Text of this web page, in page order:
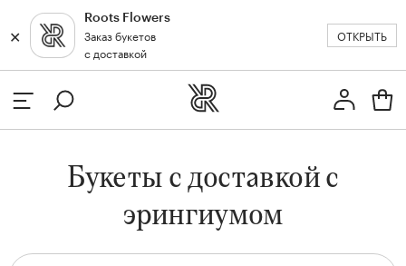
✕
Roots Flowers
Заказ букетов
с доставкой
ОТКРЫТЬ
Профиль
Вход или регистрация
Москва
✕
Букеты с доставкой с
эрингиумом